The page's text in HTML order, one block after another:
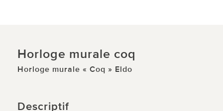
Horloge murale coq
Horloge murale « Coq » Eldo
Descriptif